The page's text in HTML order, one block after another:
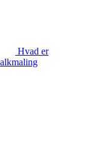
Hvad er